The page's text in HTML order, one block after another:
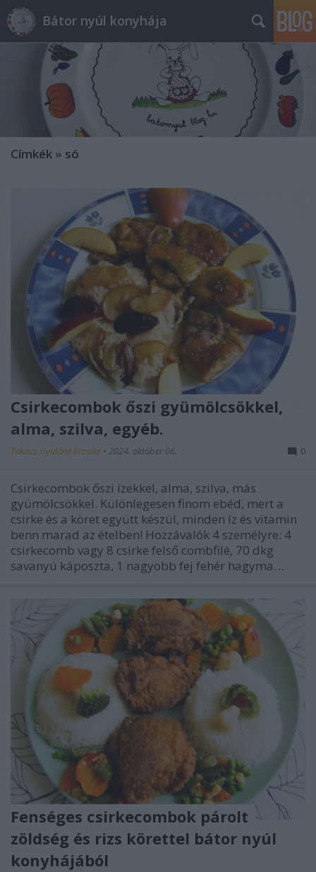
Bátor nyúl konyhája
Címkék » só
Csirkecombok őszi gyümölcsökkel,
alma, szilva, egyéb.
Takács Gyuláné Erzsike • 2024. október 06. 0
Csirkecombok őszi ízekkel, alma, szilva, más
gyümölcsökkel. Különlegesen finom ebéd, mert a
csirke és a köret együtt készül, minden íz és vitamin
benn marad az ételben! Hozzávalók 4 személyre: 4
csirkecomb vagy 8 csirke felső combfilé, 70 dkg
savanyú káposzta, 1 nagyobb fej fehér hagyma…
Fenséges csirkecombok párolt
zöldség és rizs körettel bátor nyúl
konyhájából